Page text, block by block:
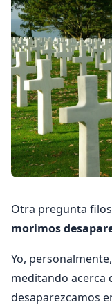
Otra pregunta
morimos
Yo,
meditando acerca
desaparezcamos